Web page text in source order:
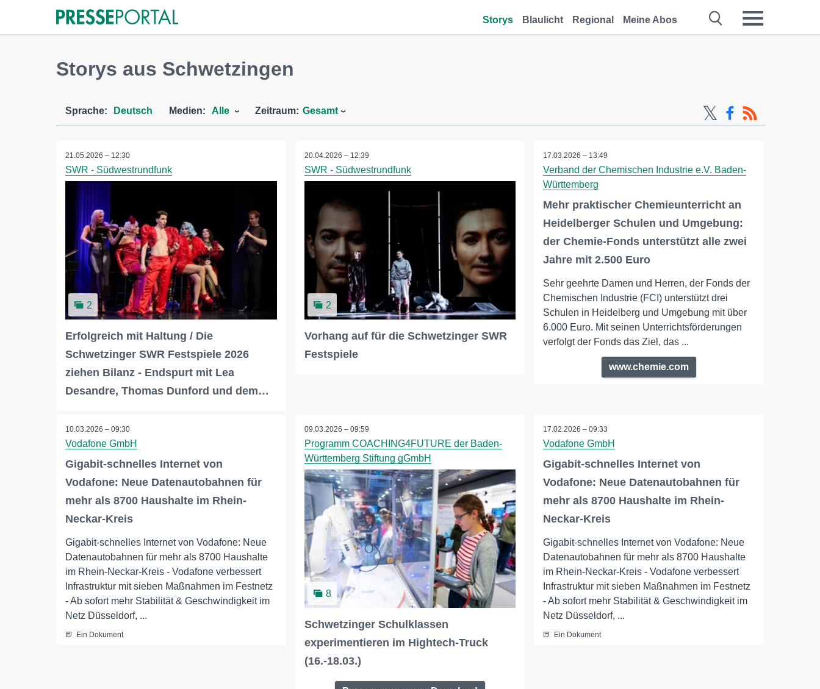
Storys Blaulicht Regional Meine Abos
Storys aus Schwetzingen
Sprache: Deutsch Medien: Alle Zeitraum: Gesamt
21.05.2026 – 12:30
SWR - Südwestrundfunk
2
Erfolgreich mit Haltung / Die
Schwetzinger SWR Festspiele 2026
ziehen Bilanz - Endspurt mit Lea
Desandre, Thomas Dunford und dem…
20.04.2026 – 12:39
SWR - Südwestrundfunk
2
Vorhang auf für die Schwetzinger SWR
Festspiele
17.03.2026 – 13:49
Verband der Chemischen Industrie e.V. Baden-
Württemberg
Mehr praktischer Chemieunterricht an
Heidelberger Schulen und Umgebung:
der Chemie-Fonds unterstützt alle zwei
Jahre mit 2.500 Euro
Sehr geehrte Damen und Herren, der Fonds der
Chemischen Industrie (FCI) unterstützt drei
Schulen in Heidelberg und Umgebung mit über
6.000 Euro. Mit seinen Unterrichtsförderungen
verfolgt der Fonds das Ziel, das ...
www.chemie.com
10.03.2026 – 09:30
Vodafone GmbH
Gigabit-schnelles Internet von
Vodafone: Neue Datenautobahnen für
mehr als 8700 Haushalte im Rhein-
Neckar-Kreis
Gigabit-schnelles Internet von Vodafone: Neue
Datenautobahnen für mehr als 8700 Haushalte
im Rhein-Neckar-Kreis - Vodafone verbessert
Infrastruktur mit sieben Maßnahmen im Festnetz
- Ab sofort mehr Stabilität & Geschwindigkeit im
Netz Düsseldorf, ...
Ein Dokument
09.03.2026 – 09:59
Programm COACHING4FUTURE der Baden-
Württemberg Stiftung gGmbH
8
Schwetzinger Schulklassen
experimentieren im Hightech-Truck
(16.-18.03.)
17.02.2026 – 09:33
Vodafone GmbH
Gigabit-schnelles Internet von
Vodafone: Neue Datenautobahnen für
mehr als 8700 Haushalte im Rhein-
Neckar-Kreis
Gigabit-schnelles Internet von Vodafone: Neue
Datenautobahnen für mehr als 8700 Haushalte
im Rhein-Neckar-Kreis - Vodafone verbessert
Infrastruktur mit sieben Maßnahmen im Festnetz
- Ab sofort mehr Stabilität & Geschwindigkeit im
Netz Düsseldorf, ...
Ein Dokument